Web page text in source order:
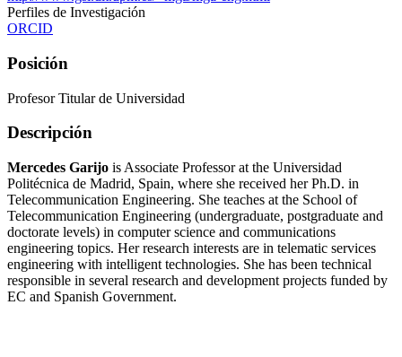
Perfiles de Investigación
ORCID
Posición
Profesor Titular de Universidad
Descripción
Mercedes Garijo is Associate Professor at the Universidad
Politécnica de Madrid, Spain, where she received her Ph.D. in
Telecommunication Engineering. She teaches at the School of
Telecommunication Engineering (undergraduate, postgraduate and
doctorate levels) in computer science and communications
engineering topics. Her research interests are in telematic services
engineering with intelligent technologies. She has been technical
responsible in several research and development projects funded by
EC and Spanish Government.